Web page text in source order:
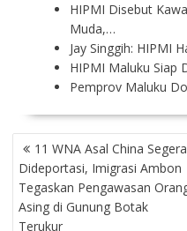
HIPMI Disebut
Muda,…
Jay Singgih: HIPMI
HIPMI Maluku Siap
Pemprov Maluku
P
O
S
T
N
11 WNA Asal China Segera
Dideportasi, Imigrasi Ambon
Tegaskan Pengawasan
Asing di Gunung Botak
Terukur